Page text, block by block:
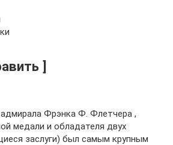
]
Фрэнка Ф. Флетчера ,
медали и обладателя двух
заслуги) был самым крупным